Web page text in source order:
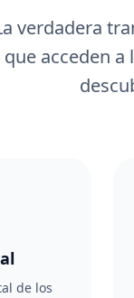
verdadera
que acceden
de los